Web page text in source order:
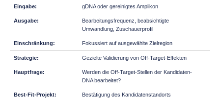
gDNA oder gereinigtes Amplikon
Bearbeitungsfrequenz, beabsichtigte
Umwandlung, Zuschauerprofil
Fokussiert auf ausgewählte Zielregion
Gezielte Validierung von Off-Target-Effekten
Werden die Off-Target-Stellen der Kandidaten-
DNA bearbeitet?
Bestätigung des Kandidatenstandorts